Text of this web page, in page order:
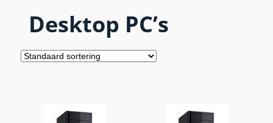
h
Desktop PC’s